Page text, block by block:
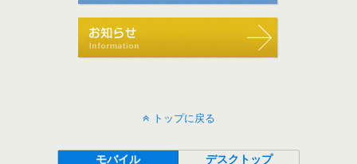
トップに戻る
モバイル デスクトップ